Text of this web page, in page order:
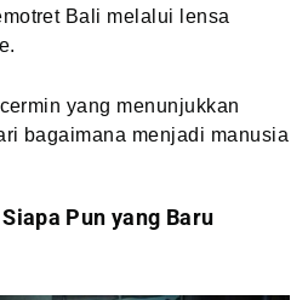
Bali melalui lensa
yang menunjukkan
bagaimana menjadi manusia
Pun yang Baru